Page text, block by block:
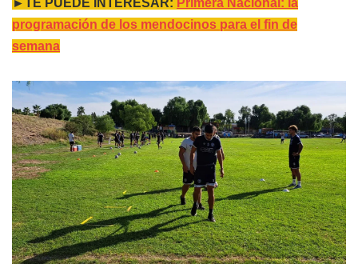
programación de los mendocinos para el fin de
semana